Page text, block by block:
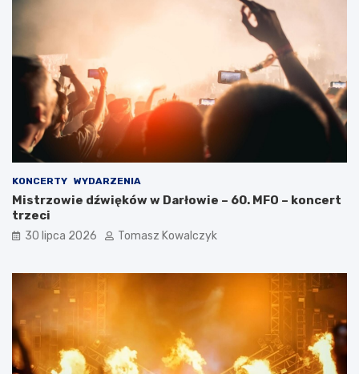
KONCERTY WYDARZENIA
Mistrzowie dźwięków w Darłowie – 60. MFO – koncert
trzeci
30 lipca 2026 Tomasz Kowalczyk